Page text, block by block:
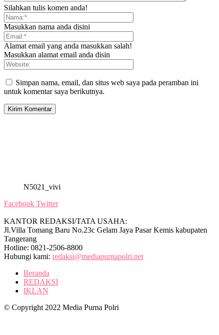
Silahkan tulis komen anda!
Masukkan nama anda disini
Alamat email yang anda masukkan salah!
Masukkan alamat email anda disin
Simpan nama, email, dan situs web saya pada peramban ini
untuk komentar saya berikutnya.
N5021_vivi
Facebook Twitter
KANTOR REDAKSI/TATA USAHA:
Jl.Villa Tomang Baru No.23c Gelam Jaya Pasar Kemis kabupaten
Tangerang
Hotline: 0821-2506-8800
Hubungi kami: redaksi@mediapurnapolri.net
Beranda
REDAKSI
IKLAN
© Copyright 2022 Media Purna Polri